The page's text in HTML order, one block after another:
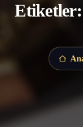
Etiketler: